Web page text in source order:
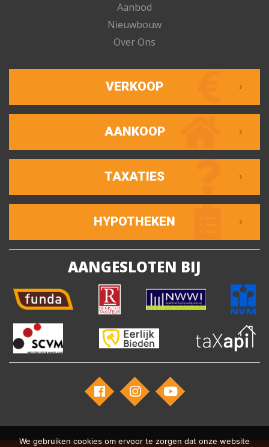
Aanbod
Nieuwbouw
Over Ons
VERKOOP
AANKOOP
TAXATIES
HYPOTHEKEN
AANGESLOTEN BIJ
We gebruiken cookies om ervoor te zorgen dat onze website